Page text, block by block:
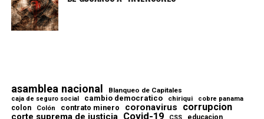
asamblea nacional Blanqueo de Capitales
caja de seguro social cambio democratico chiriqui cobre panama
colon Colón contrato minero coronavirus corrupcion
corte suprema de justicia Covid-19 educacion